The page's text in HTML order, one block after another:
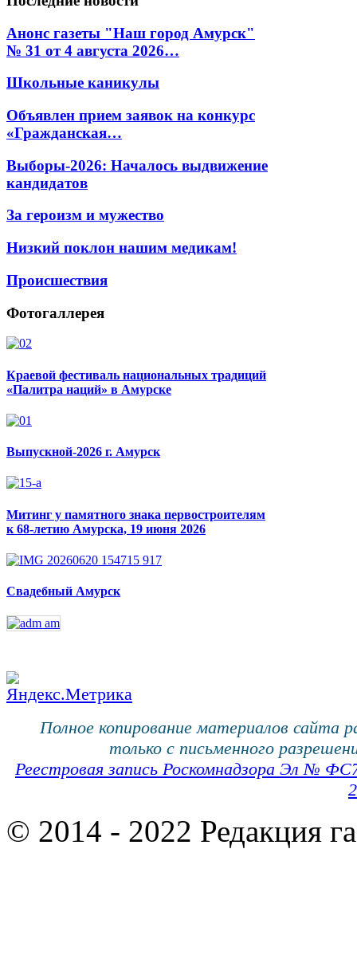
Анонс газеты "Наш город Амурск"
№ 31 от 4 августа 2026…
Школьные каникулы
Объявлен прием заявок на конкурс
«Гражданская…
Выборы-2026: Началось выдвижение
кандидатов
За героизм и мужество
Низкий поклон нашим медикам!
Происшествия
Фотогаллерея
Краевой фестиваль национальных традиций
«Палитра наций» в Амурске
Выпускной-2026 г. Амурск
Митинг у памятного знака первостроителям
к 68-летию Амурска, 19 июня 2026
Свадебный Амурск
Полное копирование материалов сайта
только с письменного
Реестровая запись Роскомнадзора Эл №
© 2014 - 2022 Редакция